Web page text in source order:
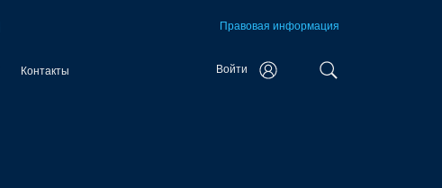
Правовая информация
Контакты Войти